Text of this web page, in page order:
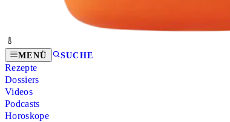
MENÜ SUCHE
Rezepte
Dossiers
Videos
Podcasts
Horoskope